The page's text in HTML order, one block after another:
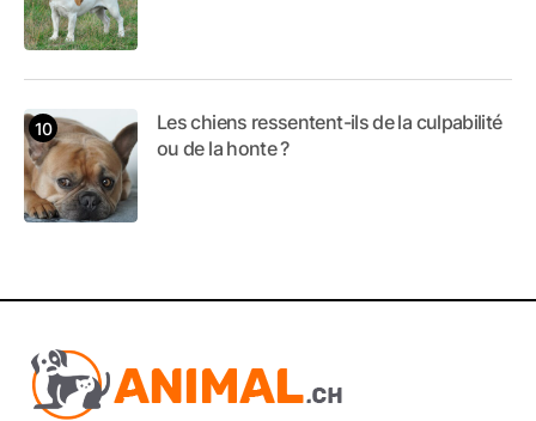
Les chiens ressentent-ils de la culpabilité
ou de la honte ?